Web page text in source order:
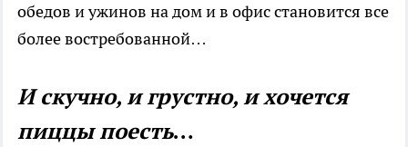
обедов и ужинов на дом и в офис становится все
более востребованной…
И скучно, и грустно, и хочется
пиццы поесть…